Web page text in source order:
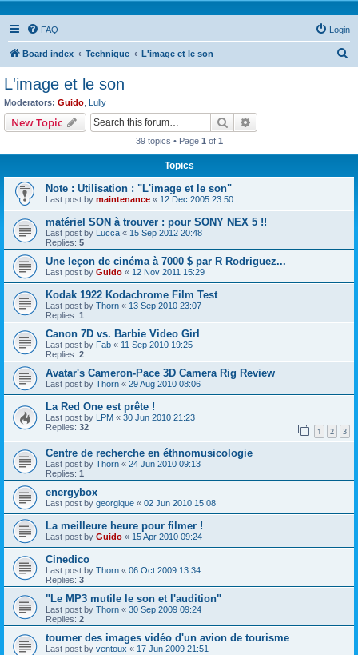
FAQ Login
Board index Technique L'image et le son
L'image et le son
Moderators: Guido Lully
New Topic Search
39 topics • Page 1 of 1
Topics
Note : Utilisation : "L'image et le son"
Last post by maintenance « 12 Dec 2005 23:50
matériel SON à trouver : pour SONY NEX 5 !!
Last post by Lucca « 15 Sep 2012 20:48
Replies: 5
Une leçon de cinéma à 7000 $ par R Rodriguez...
Last post by Guido « 12 Nov 2011 15:29
Kodak 1922 Kodachrome Film Test
Last post by Thorn « 13 Sep 2010 23:07
Replies: 1
Canon 7D vs. Barbie Video Girl
Last post by Fab « 11 Sep 2010 19:25
Replies: 2
Avatar's Cameron-Pace 3D Camera Rig Review
Last post by Thorn « 29 Aug 2010 08:06
La Red One est prête !
Last post by LPM « 30 Jun 2010 21:23
Replies: 32 1 2 3
Centre de recherche en éthnomusicologie
Last post by Thorn « 24 Jun 2010 09:13
Replies: 1
energybox
Last post by georgique « 02 Jun 2010 15:08
La meilleure heure pour filmer !
Last post by Guido « 15 Apr 2010 09:24
Cinedico
Last post by Thorn « 06 Oct 2009 13:34
Replies: 3
"Le MP3 mutile le son et l'audition"
Last post by Thorn « 30 Sep 2009 09:24
Replies: 2
tourner des images vidéo d'un avion de tourisme
Last post by ventoux « 17 Jun 2009 21:51